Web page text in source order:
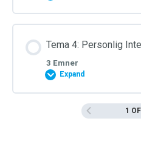
Tema 4: Personlig
3 Emner
Expand
1